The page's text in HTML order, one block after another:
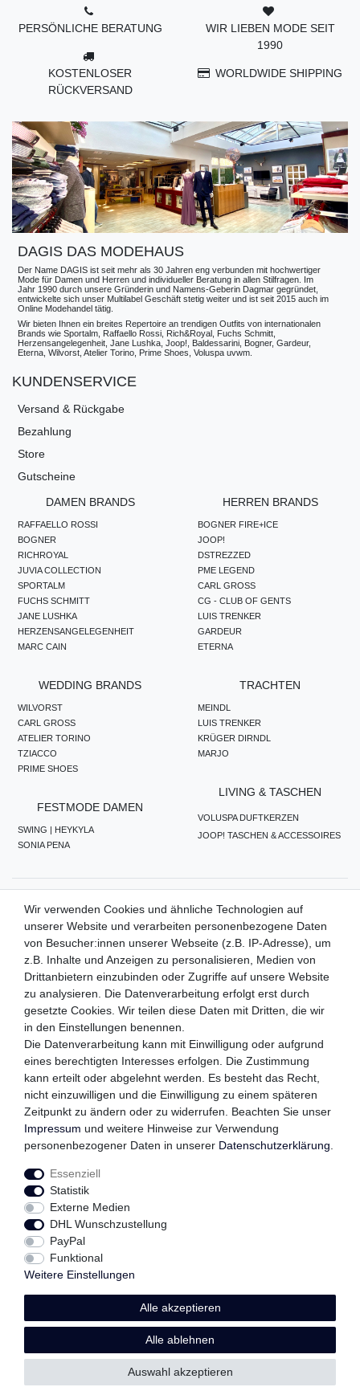
PERSÖNLICHE BERATUNG
KOSTENLOSER
RÜCKVERSAND
WIR LIEBEN MODE SEIT
1990
WORLDWIDE SHIPPING
DAGIS DAS MODEHAUS
Der Name DAGIS ist seit mehr als 30 Jahren eng verbunden mit hochwertiger
Mode für Damen und Herren und individueller Beratung in allen Stilfragen. Im
Jahr 1990 durch unsere Gründerin und Namens-Geberin Dagmar gegründet,
entwickelte sich unser Multilabel Geschäft stetig weiter und ist seit 2015 auch im
Online Modehandel tätig.
Wir bieten Ihnen ein breites Repertoire an trendigen Outfits von internationalen
Brands wie Sportalm, Raffaello Rossi, Rich&Royal, Fuchs Schmitt,
Herzensangelegenheit, Jane Lushka, Joop!, Baldessarini, Bogner, Gardeur,
Eterna, Wilvorst, Atelier Torino, Prime Shoes, Voluspa uvwm.
KUNDENSERVICE
Versand & Rückgabe
Bezahlung
Store
Gutscheine
DAMEN BRANDS
RAFFAELLO ROSSI
BOGNER
RICHROYAL
JUVIA COLLECTION
SPORTALM
FUCHS SCHMITT
JANE LUSHKA
HERZENSANGELEGENHEIT
MARC CAIN
HERREN BRANDS
BOGNER FIRE+ICE
JOOP!
DSTREZZED
PME LEGEND
CARL GROSS
CG - CLUB OF GENTS
LUIS TRENKER
GARDEUR
ETERNA
WEDDING BRANDS
WILVORST
CARL GROSS
ATELIER TORINO
TZIACCO
PRIME SHOES
FESTMODE DAMEN
SWING | HEYKYLA
SONIA PENA
TRACHTEN
MEINDL
LUIS TRENKER
KRÜGER DIRNDL
MARJO
LIVING & TASCHEN
VOLUSPA DUFTKERZEN
JOOP! TASCHEN & ACCESSOIRES
ZAHLUNGSMETHODEN
WIR VERSENDEN MIT
QUALITÄTSVERSPRECHEN
FOLGEN SIE UNS
Impressum
Widerrufs­recht Vertrag widerrufen
© Copyright 2026 | Alle Rechte vorbehalten.
Wir verwenden Cookies und ähnliche Technologien auf
unserer Website und verarbeiten personenbezogene Daten
von Besucher:innen unserer Webseite (z.B. IP-Adresse), um
z.B. Inhalte und Anzeigen zu personalisieren, Medien von
Drittanbietern einzubinden oder Zugriffe auf unsere Website
zu analysieren. Die Datenverarbeitung erfolgt erst durch
gesetzte Cookies. Wir teilen diese Daten mit Dritten, die wir
in den Einstellungen benennen.
Die Datenverarbeitung kann mit Einwilligung oder aufgrund
eines berechtigten Interesses erfolgen. Die Zustimmung
kann erteilt oder abgelehnt werden. Es besteht das Recht,
nicht einzuwilligen und die Einwilligung zu einem späteren
Zeitpunkt zu ändern oder zu widerrufen. Beachten Sie unser
Impressum und weitere Hinweise zur Verwendung
personenbezogener Daten in unserer Daten­schutz­erklärung
Essenziell
Statistik
Externe Medien
DHL Wunschzustellung
PayPal
Funktional
Weitere Einstellungen
Alle akzeptieren
Alle ablehnen
Auswahl akzeptieren